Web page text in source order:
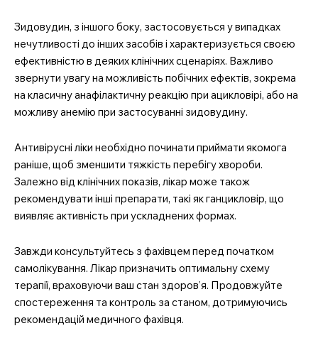
Зидовудин, з іншого боку, застосовується у випадках
нечутливості до інших засобів і характеризується своєю
ефективністю в деяких клінічних сценаріях. Важливо
звернути увагу на можливість побічних ефектів, зокрема
на класичну анафілактичну реакцію при ацикловірі, або на
можливу анемію при застосуванні зидовудину.
Антивірусні ліки необхідно починати приймати якомога
раніше, щоб зменшити тяжкість перебігу хвороби.
Залежно від клінічних показів, лікар може також
рекомендувати інші препарати, такі як ганцикловір, що
виявляє активність при ускладнених формах.
Завжди консультуйтесь з фахівцем перед початком
самолікування. Лікар призначить оптимальну схему
терапії, враховуючи ваш стан здоров’я. Продовжуйте
спостереження та контроль за станом, дотримуючись
рекомендацій медичного фахівця.